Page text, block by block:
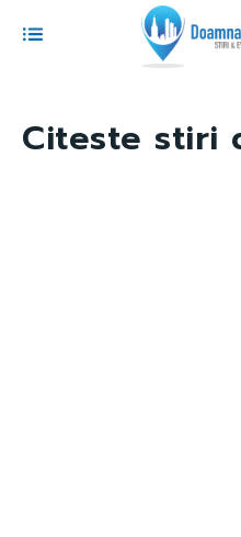
Citeste stiri